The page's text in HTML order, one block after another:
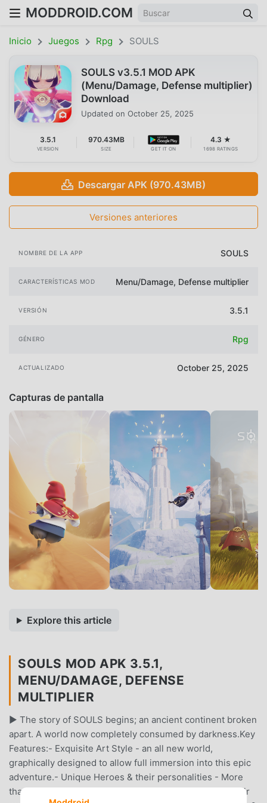
MODDROID.COM
Inicio Juegos Rpg SOULS
SOULS v3.5.1 MOD APK
(Menu/Damage, Defense multiplier)
Download
Updated on October 25, 2025
3.5.1
VERSION
970.43MB
SIZE GET IT ON
4.3 ★
1698 RATINGS
Descargar APK (970.43MB)
Versiones anteriores
NOMBRE DE LA APP SOULS
CARACTERÍSTICAS MOD Menu/Damage, Defense multiplier
VERSIÓN 3.5.1
GÉNERO Rpg
ACTUALIZADO October 25, 2025
Capturas de pantalla
Explore this article
SOULS MOD APK 3.5.1,
MENU/DAMAGE, DEFENSE
MULTIPLIER
▶ The story of SOULS begins; an ancient continent broken
apart. A world now completely consumed by darkness.Key
Features:- Exquisite Art Style - an all new world,
graphically designed to allow full immersion into this epic
adventure.- Unique Heroes & their personalities - More
than 60 Heroes to help you in your adventure; enter their